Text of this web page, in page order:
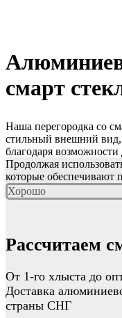
смарт
Наша перегородка со
стильный внешний
благодаря
Продолжая
которые обеспечивают
Хорошо
Рассчитаем
От 1-го хлыста до
Доставка
страны СНГ